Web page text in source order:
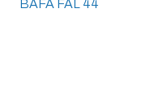
BAFA FAL 44